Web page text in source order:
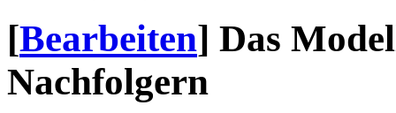
[Bearbeiten] Das
Nachfolgern